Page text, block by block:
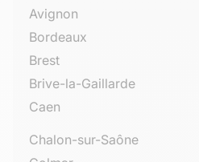
Avignon
Bordeaux
Brest
Brive-la-Gaillarde
Caen
Chalon-sur-Saône